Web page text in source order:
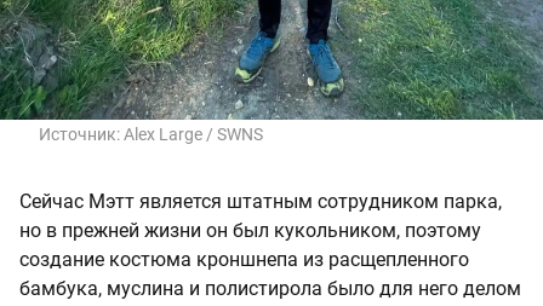
Источник:Alex Large / SWNS
Сейчас Мэтт является штатным сотрудником парка,
но в прежней жизни он был кукольником, поэтому
создание костюма кроншнепа из расщепленного
бамбука, муслина и полистирола было для него делом